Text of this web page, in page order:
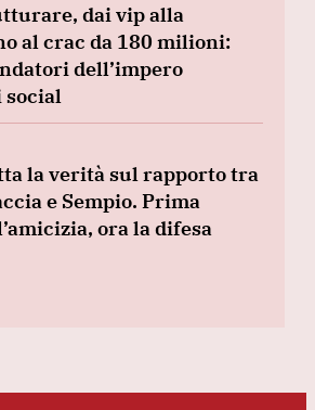
dai vip alla
al crac da 180 milioni:
dell’impero
social
la verità sul rapporto tra
e Sempio. Prima
ora la difesa